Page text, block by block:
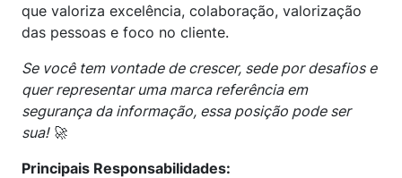
que valoriza excelência, colaboração, valorização
das pessoas e foco no cliente.
Se você tem vontade de crescer, sede por desafios e
quer representar uma marca referência em
segurança da informação, essa posição pode ser
sua! 🚀
Principais Responsabilidades: